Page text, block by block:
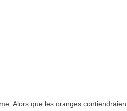
Alors que les oranges